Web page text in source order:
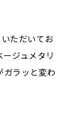
ただいてお
ジュメタリ
ガラッと変わ